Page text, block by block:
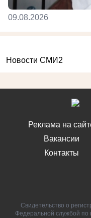
09.08.2026
Новости СМИ2
Реклама на
Вакансии
Контакты
Свидетельство о
Федеральной службой